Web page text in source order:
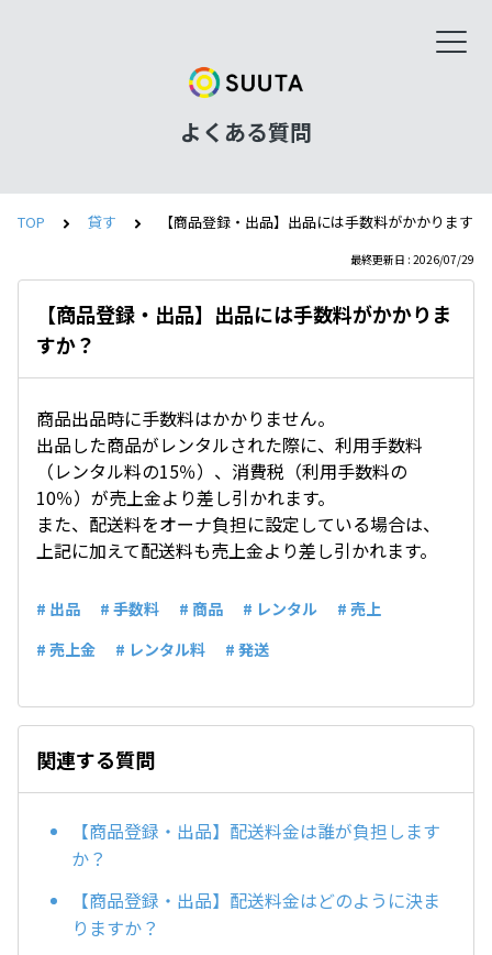
よくある質問
TOP 貸す 【商品登録・出品】出品には手数料がかかりますか
最終更新日 : 2026/07/29
【商品登録・出品】出品には手数料がかかりま
すか？
商品出品時に手数料はかかりません。
出品した商品がレンタルされた際に、利用手数料
（レンタル料の15％）、消費税（利用手数料の
10％）が売上金より差し引かれます。
また、配送料をオーナ負担に設定している場合は、
上記に加えて配送料も売上金より差し引かれます。
# 出品 # 手数料 # 商品 # レンタル
# 売上
# 売上金
# レンタル料 # 発送
関連する質問
【商品登録・出品】配送料金は誰が負担します
か？
【商品登録・出品】配送料金はどのように決ま
りますか？